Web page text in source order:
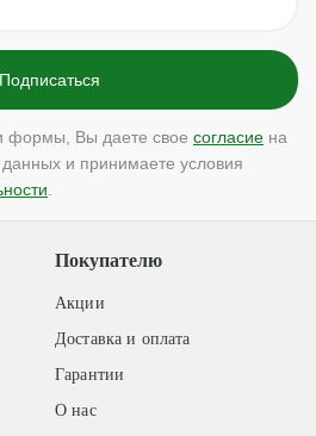
формы, Вы даете свое согласие на
и принимаете условия
Покупателю
Акции
Доставка и оплата
Гарантии
О нас